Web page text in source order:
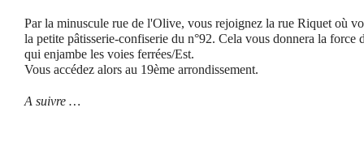
Par la minuscule rue de l'Olive, vous rejoignez la rue Riquet où
la petite pâtisserie-confiserie du n°92. Cela vous donnera la force
qui enjambe les voies ferrées/Est.
Vous accédez alors au 19ème arrondissement.
A suivre …